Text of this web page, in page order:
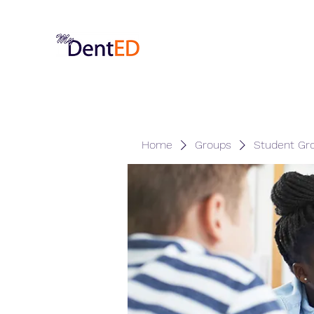
Home Groups Student